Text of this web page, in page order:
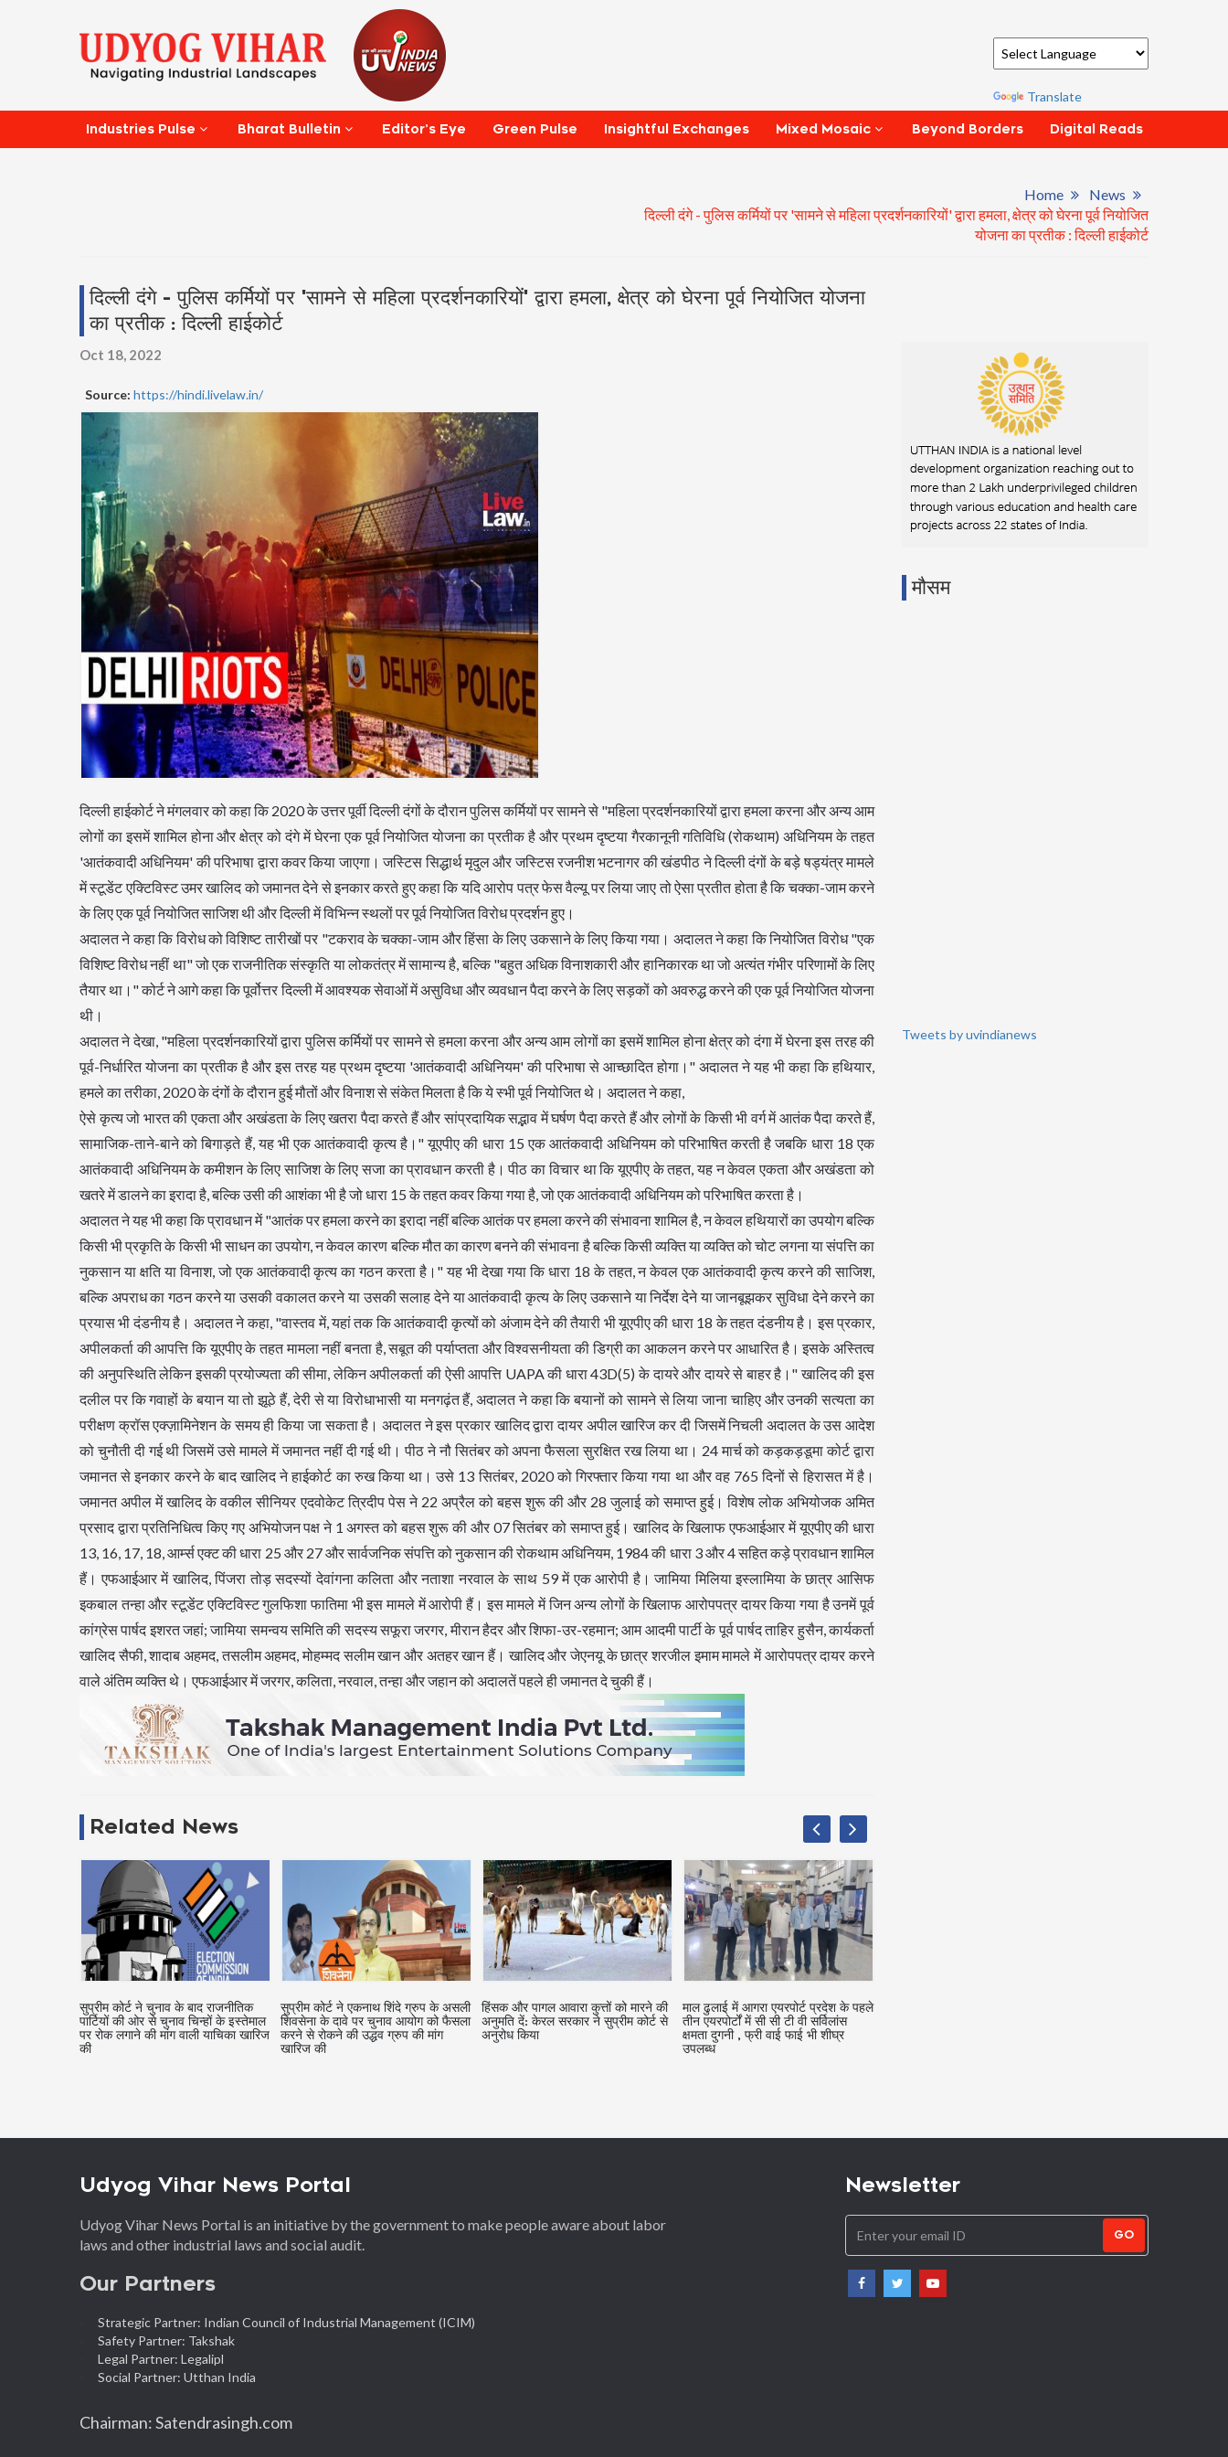
Translate
Industries Pulse Bharat Bulletin Editor’s Eye Green Pulse Insightful Exchanges Mixed Mosaic Beyond Borders Digital Reads
Home
News
दिल्ली दंगे - पुलिस कर्मियों पर 'सामने से महिला प्रदर्शनकारियों' द्वारा हमला, क्षेत्र को घेरना पूर्व नियोजित
योजना का प्रतीक : दिल्ली हाईकोर्ट
दिल्ली दंगे - पुलिस कर्मियों पर 'सामने से महिला प्रदर्शनकारियों' द्वारा हमला, क्षेत्र को घेरना पूर्व नियोजित योजना
का प्रतीक : दिल्ली हाईकोर्ट
Oct 18, 2022
Source: https://hindi.livelaw.in/
दिल्ली हाईकोर्ट ने मंगलवार को कहा कि 2020 के उत्तर पूर्वी दिल्ली दंगों के दौरान पुलिस कर्मियों पर सामने से "महिला प्रदर्शनकारियों द्वारा हमला करना और अन्य आम
लोगों का इसमें शामिल होना और क्षेत्र को दंगे में घेरना एक पूर्व नियोजित योजना का प्रतीक है और प्रथम दृष्टया गैरकानूनी गतिविधि (रोकथाम) अधिनियम के तहत
'आतंकवादी अधिनियम' की परिभाषा द्वारा कवर किया जाएगा। जस्टिस सिद्धार्थ मृदुल और जस्टिस रजनीश भटनागर की खंडपीठ ने दिल्ली दंगों के बड़े षड्यंत्र मामले
में स्टूडेंट एक्टिविस्ट उमर खालिद को जमानत देने से इनकार करते हुए कहा कि यदि आरोप पत्र फेस वैल्यू पर लिया जाए तो ऐसा प्रतीत होता है कि चक्का-जाम करने
के लिए एक पूर्व नियोजित साजिश थी और दिल्ली में विभिन्न स्थलों पर पूर्व नियोजित विरोध प्रदर्शन हुए।
अदालत ने कहा कि विरोध को विशिष्ट तारीखों पर "टकराव के चक्का-जाम और हिंसा के लिए उकसाने के लिए किया गया। अदालत ने कहा कि नियोजित विरोध "एक
विशिष्ट विरोध नहीं था" जो एक राजनीतिक संस्कृति या लोकतंत्र में सामान्य है, बल्कि "बहुत अधिक विनाशकारी और हानिकारक था जो अत्यंत गंभीर परिणामों के लिए
तैयार था।" कोर्ट ने आगे कहा कि पूर्वोत्तर दिल्ली में आवश्यक सेवाओं में असुविधा और व्यवधान पैदा करने के लिए सड़कों को अवरुद्ध करने की एक पूर्व नियोजित योजना
थी।
अदालत ने देखा, "महिला प्रदर्शनकारियों द्वारा पुलिस कर्मियों पर सामने से हमला करना और अन्य आम लोगों का इसमें शामिल होना क्षेत्र को दंगा में घेरना इस तरह की
पूर्व-निर्धारित योजना का प्रतीक है और इस तरह यह प्रथम दृष्टया 'आतंकवादी अधिनियम' की परिभाषा से आच्छादित होगा।" अदालत ने यह भी कहा कि हथियार,
हमले का तरीका, 2020 के दंगों के दौरान हुई मौतों और विनाश से संकेत मिलता है कि ये स्भी पूर्व नियोजित थे। अदालत ने कहा,
ऐसे कृत्य जो भारत की एकता और अखंडता के लिए खतरा पैदा करते हैं और सांप्रदायिक सद्भाव में घर्षण पैदा करते हैं और लोगों के किसी भी वर्ग में आतंक पैदा करते हैं,
सामाजिक-ताने-बाने को बिगाड़ते हैं, यह भी एक आतंकवादी कृत्य है।" यूएपीए की धारा 15 एक आतंकवादी अधिनियम को परिभाषित करती है जबकि धारा 18 एक
आतंकवादी अधिनियम के कमीशन के लिए साजिश के लिए सजा का प्रावधान करती है। पीठ का विचार था कि यूएपीए के तहत, यह न केवल एकता और अखंडता को
खतरे में डालने का इरादा है, बल्कि उसी की आशंका भी है जो धारा 15 के तहत कवर किया गया है, जो एक आतंकवादी अधिनियम को परिभाषित करता है।
अदालत ने यह भी कहा कि प्रावधान में "आतंक पर हमला करने का इरादा नहीं बल्कि आतंक पर हमला करने की संभावना शामिल है, न केवल हथियारों का उपयोग बल्कि
किसी भी प्रकृति के किसी भी साधन का उपयोग, न केवल कारण बल्कि मौत का कारण बनने की संभावना है बल्कि किसी व्यक्ति या व्यक्ति को चोट लगना या संपत्ति का
नुकसान या क्षति या विनाश, जो एक आतंकवादी कृत्य का गठन करता है।" यह भी देखा गया कि धारा 18 के तहत, न केवल एक आतंकवादी कृत्य करने की साजिश,
बल्कि अपराध का गठन करने या उसकी वकालत करने या उसकी सलाह देने या आतंकवादी कृत्य के लिए उकसाने या निर्देश देने या जानबूझकर सुविधा देने करने का
प्रयास भी दंडनीय है। अदालत ने कहा, "वास्तव में, यहां तक ​​​​कि आतंकवादी कृत्यों को अंजाम देने की तैयारी भी यूएपीए की धारा 18 के तहत दंडनीय है। इस प्रकार,
अपीलकर्ता की आपत्ति कि यूएपीए के तहत मामला नहीं बनता है, सबूत की पर्याप्तता और विश्वसनीयता की डिग्री का आकलन करने पर आधारित है। इसके अस्तित्व
की अनुपस्थिति लेकिन इसकी प्रयोज्यता की सीमा, लेकिन अपीलकर्ता की ऐसी आपत्ति UAPA की धारा 43D(5) के दायरे और दायरे से बाहर है।" खालिद की इस
दलील पर कि गवाहों के बयान या तो झूठे हैं, देरी से या विरोधाभासी या मनगढ़ंत हैं, अदालत ने कहा कि बयानों को सामने से लिया जाना चाहिए और उनकी सत्यता का
परीक्षण क्रॉस एक्ज़ामिनेशन के समय ही किया जा सकता है। अदालत ने इस प्रकार खालिद द्वारा दायर अपील खारिज कर दी जिसमें निचली अदालत के उस आदेश
को चुनौती दी गई थी जिसमें उसे मामले में जमानत नहीं दी गई थी। पीठ ने नौ सितंबर को अपना फैसला सुरक्षित रख लिया था। 24 मार्च को कड़कड़डूमा कोर्ट द्वारा
जमानत से इनकार करने के बाद खालिद ने हाईकोर्ट का रुख किया था। उसे 13 सितंबर, 2020 को गिरफ्तार किया गया था और वह 765 दिनों से हिरासत में है।
जमानत अपील में खालिद के वकील सीनियर एदवोकेट त्रिदीप पेस ने 22 अप्रैल को बहस शुरू की और 28 जुलाई को समाप्त हुई। विशेष लोक अभियोजक अमित
प्रसाद द्वारा प्रतिनिधित्व किए गए अभियोजन पक्ष ने 1 अगस्त को बहस शुरू की और 07 सितंबर को समाप्त हुई। खालिद के खिलाफ एफआईआर में यूएपीए की धारा
13, 16, 17, 18, आर्म्स एक्ट की धारा 25 और 27 और सार्वजनिक संपत्ति को नुकसान की रोकथाम अधिनियम, 1984 की धारा 3 और 4 सहित कड़े प्रावधान शामिल
हैं। एफआईआर में खालिद, पिंजरा तोड़ सदस्यों देवांगना कलिता और नताशा नरवाल के साथ 59 में एक आरोपी है। जामिया मिलिया इस्लामिया के छात्र आसिफ
इकबाल तन्हा और स्टूडेंट एक्टिविस्ट गुलफिशा फातिमा भी इस मामले में आरोपी हैं। इस मामले में जिन अन्य लोगों के खिलाफ आरोपपत्र दायर किया गया है उनमें पूर्व
कांग्रेस पार्षद इशरत जहां; जामिया समन्वय समिति की सदस्य सफूरा जरगर, मीरान हैदर और शिफा-उर-रहमान; आम आदमी पार्टी के पूर्व पार्षद ताहिर हुसैन, कार्यकर्ता
खालिद सैफी, शादाब अहमद, तसलीम अहमद, मोहम्मद सलीम खान और अतहर खान हैं। खालिद और जेएनयू के छात्र शरजील इमाम मामले में आरोपपत्र दायर करने
वाले अंतिम व्यक्ति थे। एफआईआर में जरगर, कलिता, नरवाल, तन्हा और जहान को अदालतें पहले ही जमानत दे चुकी हैं।
Related News
सुप्रीम कोर्ट ने चुनाव के बाद राजनीतिक
पार्टियों की ओर से चुनाव चिन्हों के इस्तेमाल
पर रोक लगाने की मांग वाली याचिका खारिज
की
सुप्रीम कोर्ट ने एकनाथ शिंदे ग्रुप के असली
शिवसेना के दावे पर चुनाव आयोग को फैसला
करने से रोकने की उद्धव ग्रुप की मांग
खारिज की
हिंसक और पागल आवारा कुत्तों को मारने की
अनुमति दें: केरल सरकार ने सुप्रीम कोर्ट से
अनुरोध किया
माल ढुलाई में आगरा एयरपोर्ट प्रदेश के पहले
तीन एयरपोर्टों में सी सी टी वी सर्विलांस
क्षमता दुगनी , फ्री वाई फाई भी शीघ्र
उपलब्‍ध
मौसम
Tweets by uvindianews
Udyog Vihar News Portal
Udyog Vihar News Portal is an initiative by the government to make people aware about labor
laws and other industrial laws and social audit.
Our Partners
Strategic Partner: Indian Council of Industrial Management (ICIM)
Safety Partner: Takshak
Legal Partner: Legalipl
Social Partner: Utthan India
Chairman: Satendrasingh.com
Newsletter
GO